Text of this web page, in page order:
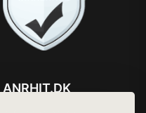
ANRHIT.DK